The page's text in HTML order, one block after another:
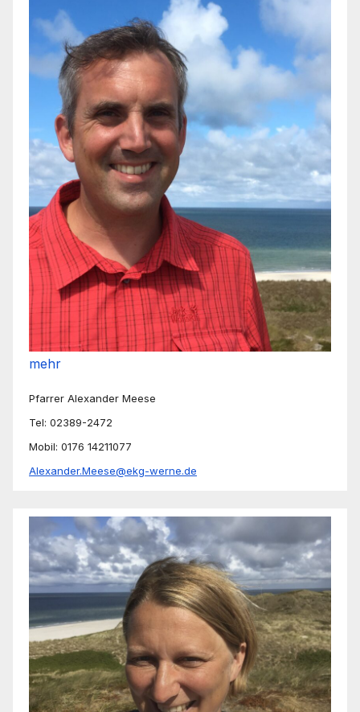
mehr
Pfarrer Alexander Meese
Tel: 02389-2472
Mobil: 0176 14211077
Alexander.Meese@ekg-werne.de